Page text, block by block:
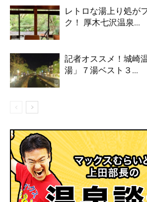
レトロな湯上り処が
ク！ 厚木七沢温泉...
記者オススメ！城崎
湯」７湯ベスト３...